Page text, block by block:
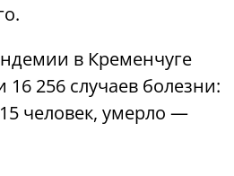
в Кременчуге
16 256 случаев болезни:
человек, умерло —